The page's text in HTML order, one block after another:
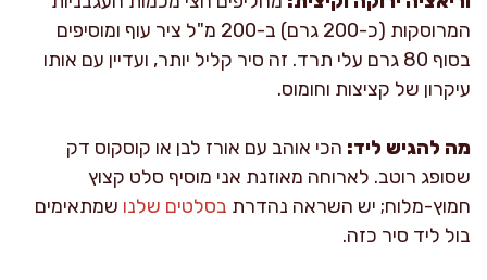
המרוסקות (כ-200 גרם) ב-200 מ"ל ציר עוף ומוסיפים
בסוף 80 גרם עלי תרד. זה סיר קליל יותר, ועדיין עם אותו
עיקרון של קציצות וחומוס.
מה להגיש ליד: הכי אוהב עם אורז לבן או קוסקוס דק
שסופג רוטב. לארוחה מאוזנת אני מוסיף סלט קצוץ
חמוץ-מלוח; יש השראה נהדרת בסלטים שלנו שמתאימים
בול ליד סיר כזה.